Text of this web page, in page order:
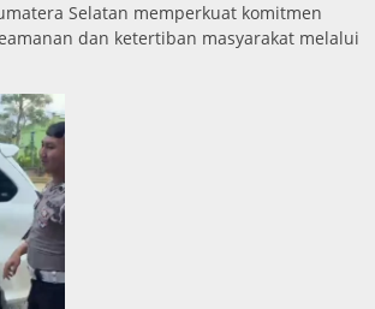
Selatan memperkuat komitmen
dan ketertiban masyarakat melalui